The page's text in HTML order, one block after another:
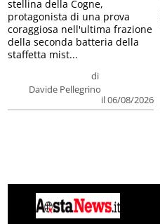
di
Davide Pellegrino
il 06/08/2026
stellina della Cogne,
protagonista di una prova
coraggiosa nell'ultima frazione
della seconda batteria della
staffetta mist...